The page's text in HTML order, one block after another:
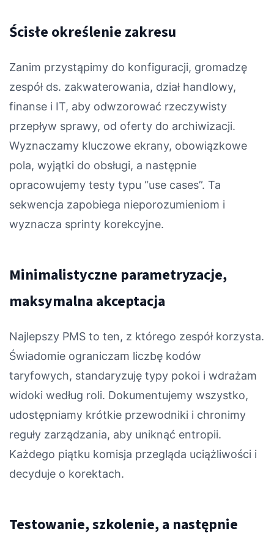
Ścisłe określenie zakresu
Zanim przystąpimy do konfiguracji, gromadzę
zespół ds. zakwaterowania, dział handlowy,
finanse i IT, aby odwzorować rzeczywisty
przepływ sprawy, od oferty do archiwizacji.
Wyznaczamy kluczowe ekrany, obowiązkowe
pola, wyjątki do obsługi, a następnie
opracowujemy testy typu “use cases”. Ta
sekwencja zapobiega nieporozumieniom i
wyznacza sprinty korekcyjne.
Minimalistyczne parametryzacje,
maksymalna akceptacja
Najlepszy PMS to ten, z którego zespół korzysta.
Świadomie ograniczam liczbę kodów
taryfowych, standaryzuję typy pokoi i wdrażam
widoki według roli. Dokumentujemy wszystko,
udostępniamy krótkie przewodniki i chronimy
reguły zarządzania, aby uniknąć entropii.
Każdego piątku komisja przegląda uciążliwości i
decyduje o korektach.
Testowanie, szkolenie, a następnie